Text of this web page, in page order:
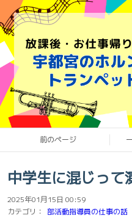
前のページ
中学生に混じって
2025年01月15日 00:59
カテゴリ：
部活動指導員の仕事の話